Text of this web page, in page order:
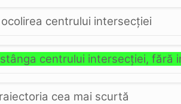
centrului intersecţiei
centrului intersecţiei, fără
cea mai scurtă